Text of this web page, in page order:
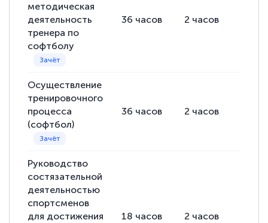
методическая
деятельность
тренера по
софтболу
36 часов 2 часов
Осуществление
тренировочного
процесса
(софтбол)
36 часов 2 часов
Руководство
состязательной
деятельностью
спортсменов
для достижения
18 часов 2 часов